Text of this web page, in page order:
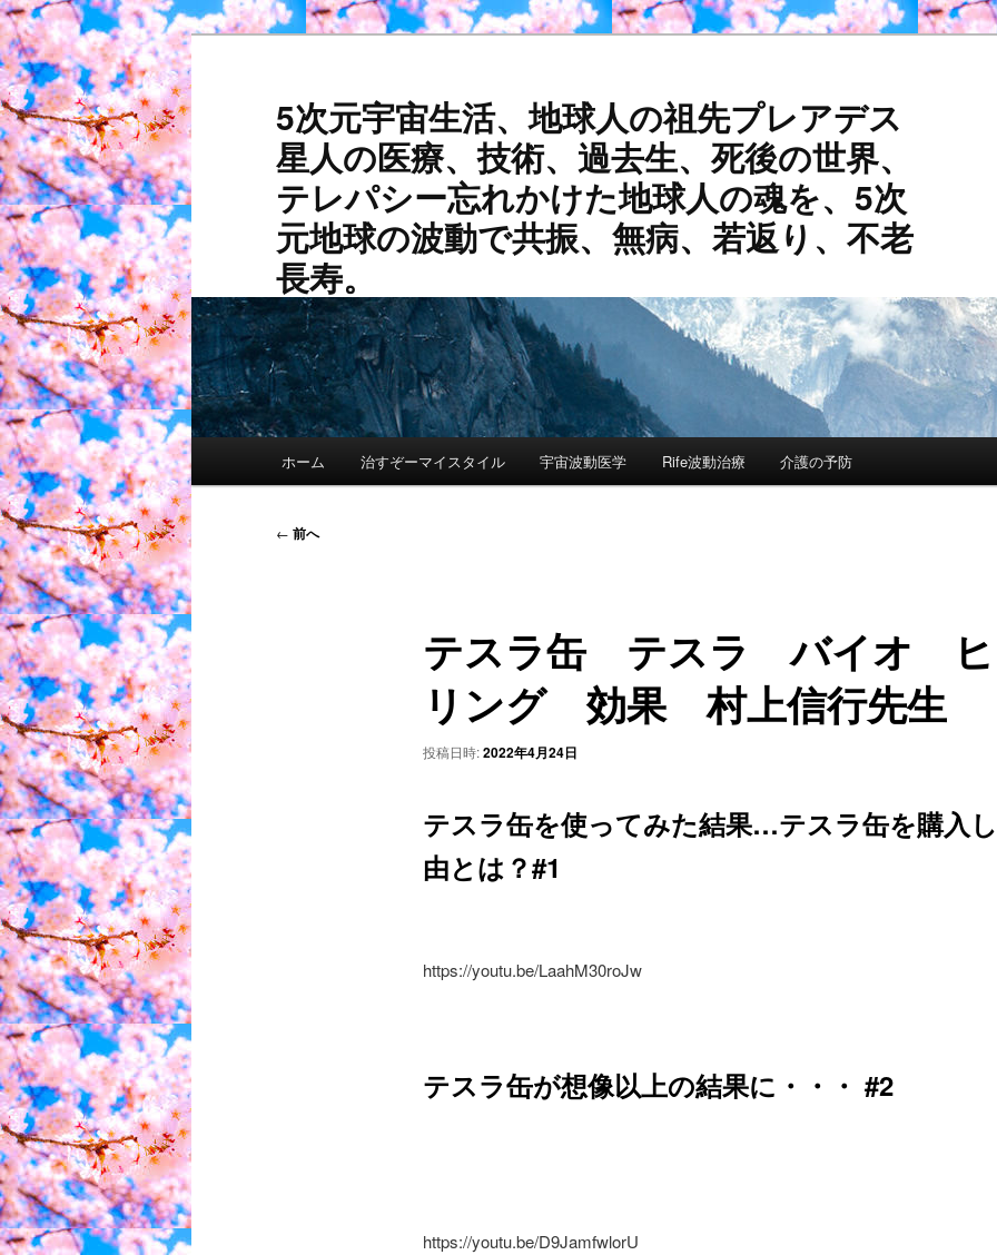
メ
イ
ン
コ
ン
テ
ン
ツ
へ
移
動
5次元宇宙生活、地球人の祖先プレアデス
星人の医療、技術、過去生、死後の世界、
テレパシー忘れかけた地球人の魂を、5次
元地球の波動で共振、無病、若返り、不老
長寿。
ホーム 治すぞーマイスタイル 宇宙波動医学 Rife波動治療 介護の予防
投
← 前へ
テスラ缶 テスラ バイオ
リング 効果 村上信行先生
投稿日時:2022年4月24日
テスラ缶を使ってみた結果…テスラ缶を購入
由とは？#1
https://youtu.be/LaahM30roJw
テスラ缶が想像以上の結果に・・・ #2
https://youtu.be/D9JamfwlorU